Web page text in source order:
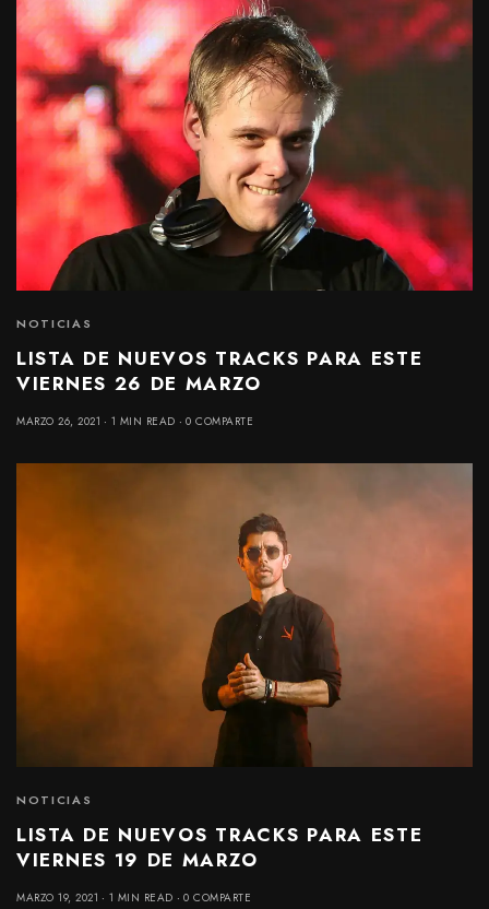
NOTICIAS
LISTA DE NUEVOS TRACKS PARA ESTE
VIERNES 26 DE MARZO
MARZO 26, 2021 1 MIN READ 0 COMPARTE
NOTICIAS
LISTA DE NUEVOS TRACKS PARA ESTE
VIERNES 19 DE MARZO
MARZO 19, 2021 1 MIN READ 0 COMPARTE